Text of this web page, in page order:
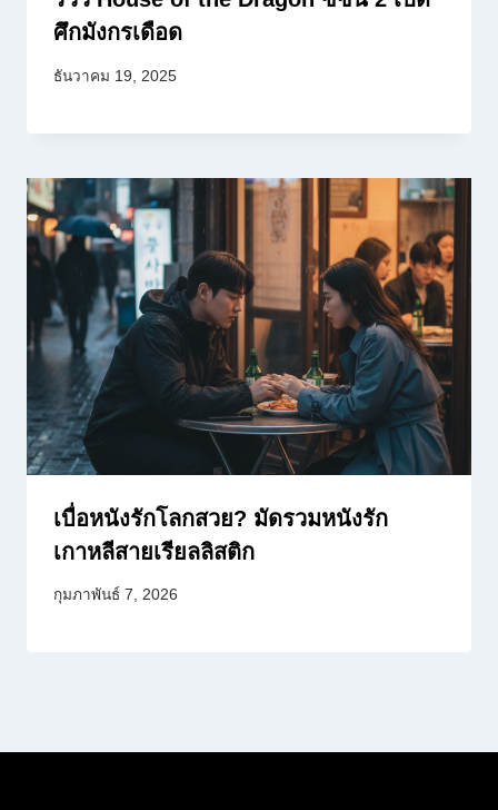
ศึกมังกรเดือด
ธันวาคม 19, 2025
เบื่อหนังรักโลกสวย? มัดรวมหนังรัก
เกาหลีสายเรียลลิสติก
กุมภาพันธ์ 7, 2026